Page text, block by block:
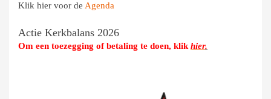
Klik hier voor de Agenda
Actie Kerkbalans 2026
Om een toezegging of betaling te doen, klik hier.